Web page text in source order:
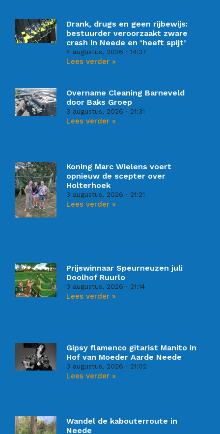
Drank, drugs en geen rijbewijs:
bestuurder veroorzaakt zware
crash in Neede en ‘heeft spijt’
4 augustus, 2026 14:37
Lees verder »
Overname Cleaning Barneveld
door Baks Groep
3 augustus, 2026 21:31
Lees verder »
Koning Marc Wielens voert
opnieuw de scepter over
Holterhoek
3 augustus, 2026 21:21
Lees verder »
Prijswinnaar Speurneuzen juli
Doolhof Ruurlo
3 augustus, 2026 21:14
Lees verder »
Gipsy flamenco gitarist Manito in
Hof van Moeder Aarde Neede
3 augustus, 2026 21:02
Lees verder »
Wandel de kabouterroute in
Neede